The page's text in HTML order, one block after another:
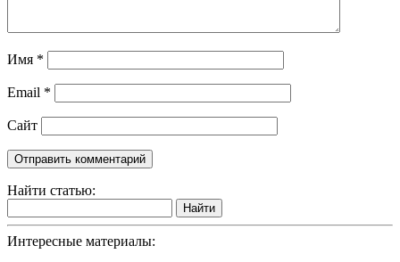
Имя *
Email *
Сайт
Найти статью:
Найти
Интересные материалы: